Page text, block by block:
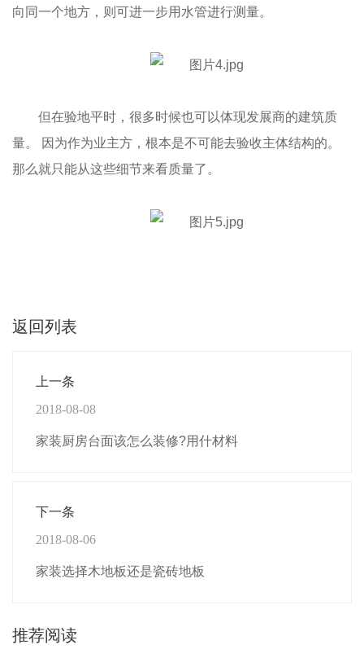
向同一个地方，则可进一步用水管进行测量。
但在验地平时，很多时候也可以体现发展商的建筑质
量。 因为作为业主方，根本是不可能去验收主体结构的。
那么就只能从这些细节来看质量了。
返回列表
上一条
2018-08-08
家装厨房台面该怎么装修?用什材料
下一条
2018-08-06
家装选择木地板还是瓷砖地板
推荐阅读